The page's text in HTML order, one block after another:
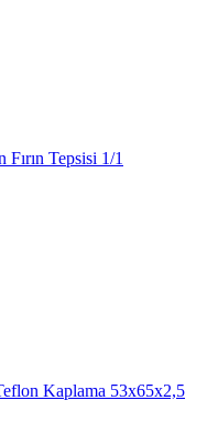
Tepsisi 1/1
Kaplama 53x65x2,5